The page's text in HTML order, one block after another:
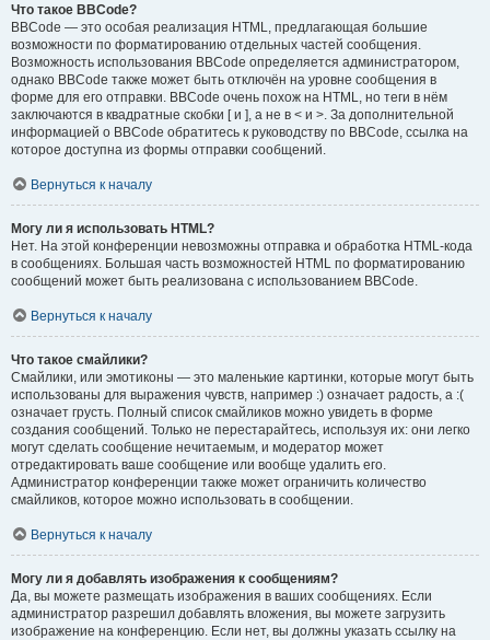
Что такое BBCode?
BBCode — это особая реализация HTML, предлагающая большие
возможности по форматированию отдельных частей сообщения.
Возможность использования BBCode определяется администратором,
однако BBCode также может быть отключён на уровне сообщения в
форме для его отправки. BBCode очень похож на HTML, но теги в нём
заключаются в квадратные скобки [ и ], а не в < и >. За дополнительной
информацией о BBCode обратитесь к руководству по BBCode, ссылка на
которое доступна из формы отправки сообщений.
Вернуться к началу
Могу ли я использовать HTML?
Нет. На этой конференции невозможны отправка и обработка HTML-кода
в сообщениях. Большая часть возможностей HTML по форматированию
сообщений может быть реализована с использованием BBCode.
Вернуться к началу
Что такое смайлики?
Смайлики, или эмотиконы — это маленькие картинки, которые могут быть
использованы для выражения чувств, например :) означает радость, а :(
означает грусть. Полный список смайликов можно увидеть в форме
создания сообщений. Только не перестарайтесь, используя их: они легко
могут сделать сообщение нечитаемым, и модератор может
отредактировать ваше сообщение или вообще удалить его.
Администратор конференции также может ограничить количество
смайликов, которое можно использовать в сообщении.
Вернуться к началу
Могу ли я добавлять изображения к сообщениям?
Да, вы можете размещать изображения в ваших сообщениях. Если
администратор разрешил добавлять вложения, вы можете загрузить
изображение на конференцию. Если нет, вы должны указать ссылку на